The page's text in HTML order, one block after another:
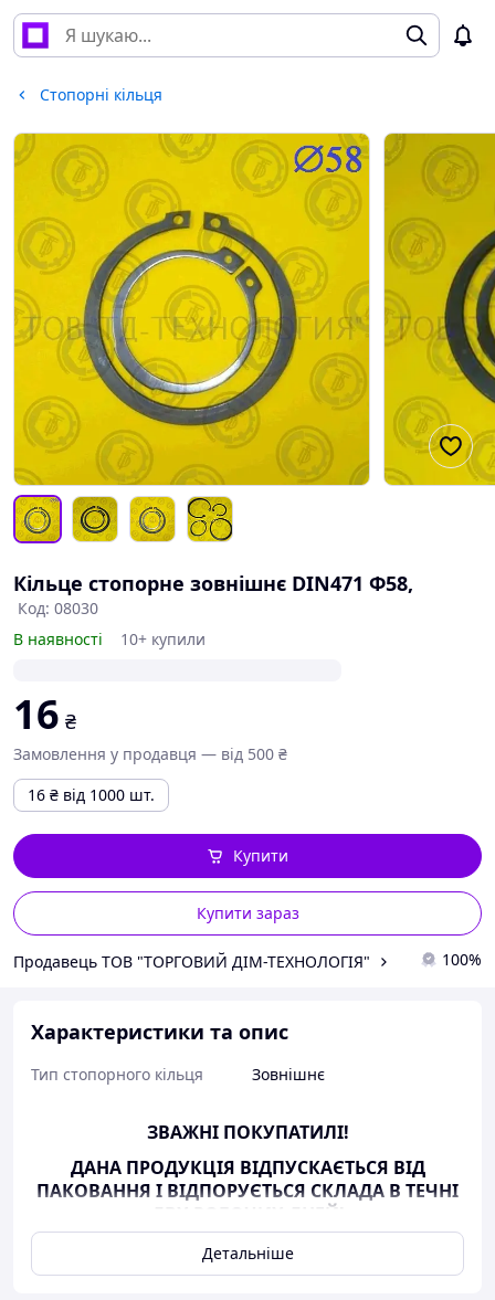
Стопорні кільця
Кільце стопорне зовнішнє DIN471 Ф58,
Код: 08030
В наявності
10+ купили
16 ₴
Замовлення у продавця — від 500 ₴
16 ₴ від 1000 шт.
Купити зараз
Купити
Продавець ТОВ "ТОРГОВИЙ ДІМ-ТЕХНОЛОГІЯ" 100%
Характеристики та опис
Тип стопорного кільця Зовнішнє
ЗВАЖНІ ПОКУПАТИЛІ!
ДАНА ПРОДУКЦІЯ ВІДПУСКАЄТЬСЯ ВІД
ПАКОВАННЯ І ВІДПОРУЄТЬСЯ СКЛАДА В ТЕЧНІ
ДВХ РОБОЧИХ ДНЕЙ!
КОНСТРУКЦІЯ І РОЗМІРИ
Детальніше